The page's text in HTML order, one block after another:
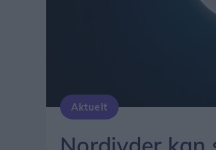
Aktuelt